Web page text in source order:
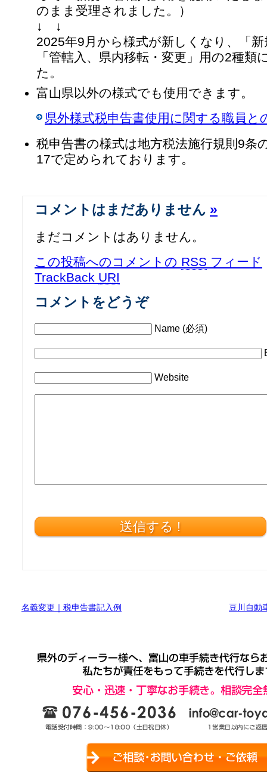
のまま受理されました。）
↓ ↓
2025年9月から様式が新しくなり、「
「管轄入、県内移転・変更」用の2種類
た。
富山県以外の様式でも使用できます。
県外様式税申告書使用に関する職員と
税申告書の様式は地方税法施行規則9条
17で定められております。
コメントはまだありません »
まだコメントはありません。
この投稿へのコメントの RSS フィード
TrackBack URI
コメントをどうぞ
Name (必須)
Website
名義変更｜税申告書記入例 豆川自動